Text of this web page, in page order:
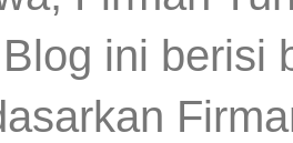
ini berisi